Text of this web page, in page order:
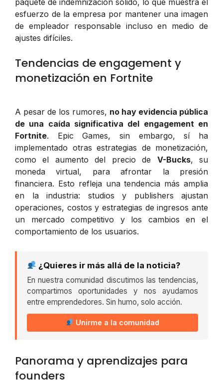
esfuerzo de la empresa por mantener una imagen
de empleador responsable incluso en medio de
ajustes difíciles.
Tendencias de engagement y
monetización en Fortnite
A pesar de los rumores, no hay evidencia pública
de una caída significativa del engagement en
Fortnite. Epic Games, sin embargo, sí ha
implementado otras estrategias de monetización,
como el aumento del precio de V-Bucks, su
moneda virtual, para afrontar la presión
financiera. Esto refleja una tendencia más amplia
en la industria: studios y publishers ajustan
operaciones, costos y estrategias de ingresos ante
un mercado competitivo y los cambios en el
comportamiento de los usuarios.
¿Quieres ir más allá de la noticia?
En nuestra comunidad discutimos las tendencias,
compartimos oportunidades y nos ayudamos
entre emprendedores. Sin humo, solo acción.
Unirme a la comunidad
Panorama y aprendizajes para
founders